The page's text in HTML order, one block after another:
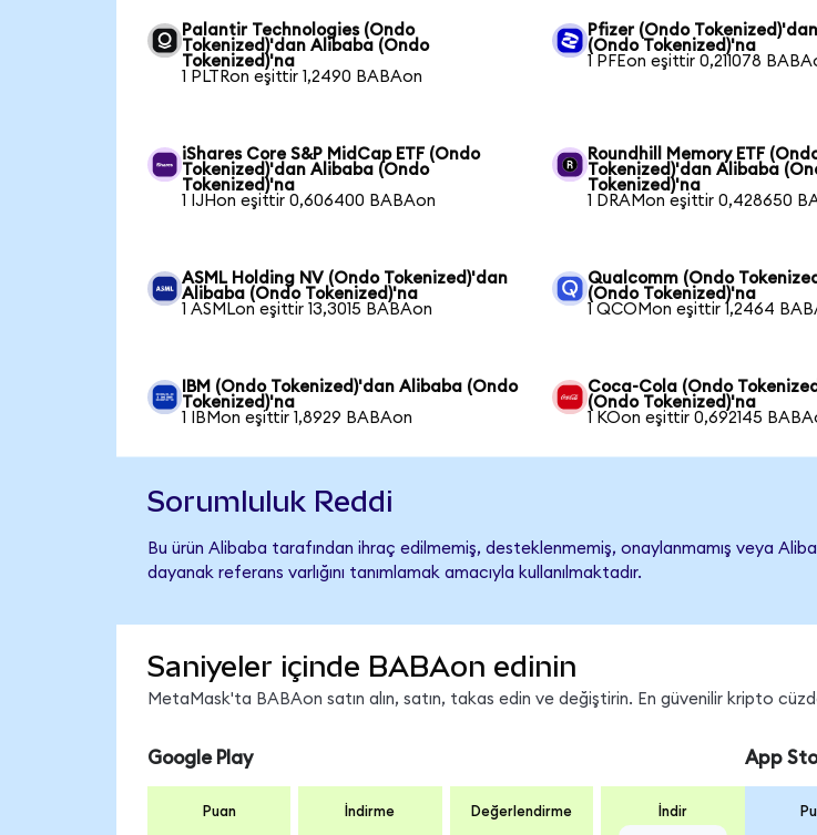
Palantir Technologies (Ondo
Tokenized)'dan Alibaba (Ondo
Tokenized)'na
1 PLTRon eşittir 1,2490 BABAon
Pfizer (Ondo
(Ondo Tokenized)'na
1 PFEon eşittir 0,211078
iShares Core S&P MidCap ETF (Ondo
Tokenized)'dan Alibaba (Ondo
Tokenized)'na
1 IJHon eşittir 0,606400 BABAon
Roundhill Memory ETF
Tokenized)'dan Alibaba
Tokenized)'na
1 DRAMon eşittir 0,428650
ASML Holding NV (Ondo Tokenized)'dan
Alibaba (Ondo Tokenized)'na
1 ASMLon eşittir 13,3015 BABAon
Qualcomm (Ondo
(Ondo Tokenized)'na
1 QCOMon eşittir 1,2464
IBM (Ondo Tokenized)'dan Alibaba (Ondo
Tokenized)'na
1 IBMon eşittir 1,8929 BABAon
Coca-Cola (Ondo
(Ondo Tokenized)'na
1 KOon eşittir 0,692145
Sorumluluk Reddi
Bu ürün Alibaba tarafından ihraç edilmemiş, desteklenmemiş, onaylanmamış veya
dayanak referans varlığını tanımlamak amacıyla kullanılmaktadır.
Saniyeler içinde BABAon edinin
MetaMask'ta BABAon satın alın, satın, takas edin ve değiştirin. En güvenilir kripto
Google Play
Puan İndirme Değerlendirme İndir
App